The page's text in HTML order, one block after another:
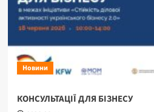
Новини
КОНСУЛЬТАЦІЇ ДЛЯ БІЗНЕСУ